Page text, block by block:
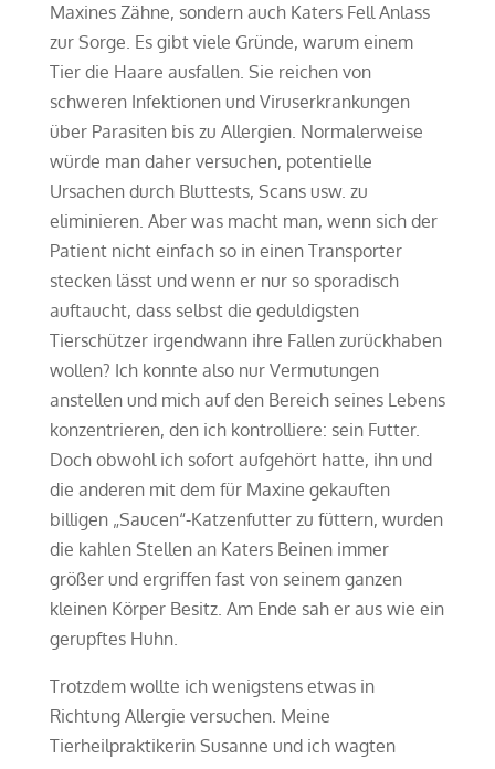
Maxines Zähne, sondern auch Katers Fell Anlass
zur Sorge. Es gibt viele Gründe, warum einem
Tier die Haare ausfallen. Sie reichen von
schweren Infektionen und Viruserkrankungen
über Parasiten bis zu Allergien. Normalerweise
würde man daher versuchen, potentielle
Ursachen durch Bluttests, Scans usw. zu
eliminieren. Aber was macht man, wenn sich der
Patient nicht einfach so in einen Transporter
stecken lässt und wenn er nur so sporadisch
auftaucht, dass selbst die geduldigsten
Tierschützer irgendwann ihre Fallen zurückhaben
wollen? Ich konnte also nur Vermutungen
anstellen und mich auf den Bereich seines Lebens
konzentrieren, den ich kontrolliere: sein Futter.
Doch obwohl ich sofort aufgehört hatte, ihn und
die anderen mit dem für Maxine gekauften
billigen „Saucen“-Katzenfutter zu füttern, wurden
die kahlen Stellen an Katers Beinen immer
größer und ergriffen fast von seinem ganzen
kleinen Körper Besitz. Am Ende sah er aus wie ein
gerupftes Huhn.
Trotzdem wollte ich wenigstens etwas in
Richtung Allergie versuchen. Meine
Tierheilpraktikerin Susanne und ich wagten